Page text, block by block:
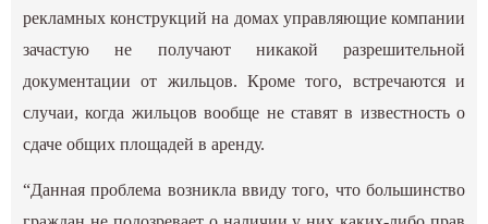
рекламных конструкций на домах управляющие компании
зачастую не получают никакой разрешительной
документации от жильцов. Кроме того, встречаются и
случаи, когда жильцов вообще не ставят в известность о
сдаче общих площадей в аренду.
“Данная проблема возникла ввиду того, что большинство